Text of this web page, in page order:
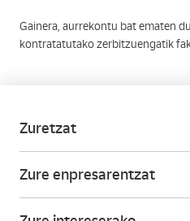
Gainera, aurrekontu bat ematen
kontratatutako zerbitzuengatik
Zuretzat
Zure enpresarentzat